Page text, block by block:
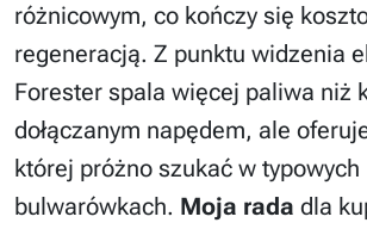
różnicowym, co kończy się
regeneracją. Z punktu widzenia
Forester spala więcej paliwa niż
dołączanym napędem, ale
której próżno szukać w typowych
bulwarówkach. Moja rada dla